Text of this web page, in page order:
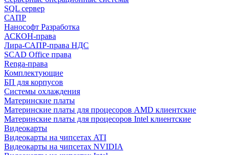
SQL сервер
САПР
Нанософт Разработка
АСКОН-права
Лира-САПР-права НДС
SCAD Office права
Renga-права
Комплектующие
БП для корпусов
Системы охлаждения
Материнские платы
Материнские платы для процесоров AMD клиентские
Материнские платы для процесоров Intel клиентские
Видеокарты
Видеокарты на чипсетах ATI
Видеокарты на чипсетах NVIDIA